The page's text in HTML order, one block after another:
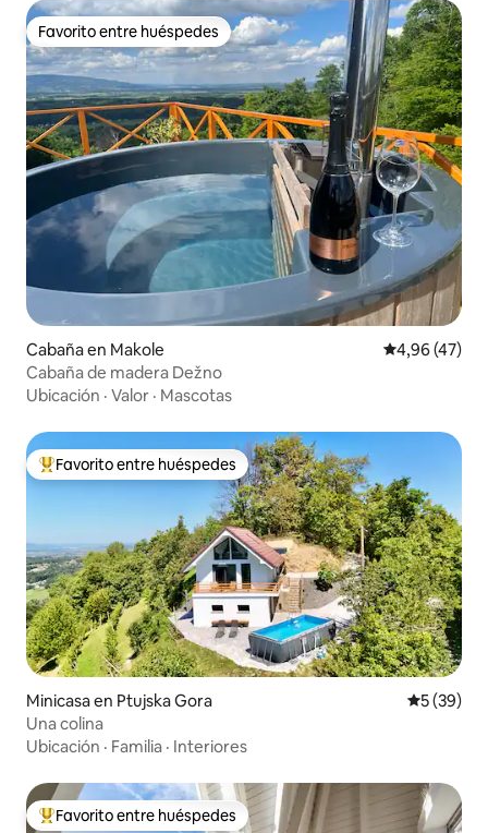
Favorito entre huéspedes
Favorito entre huéspedes
Cabaña en Makole Calificación
4,96 (47)
Cabaña de madera Dežno
Ubicación · Valor · Mascotas
Favorito entre los huéspedes más destacados
Favorito entre huéspedes
Minicasa en Ptujska Gora
5 (39)
Una colina
Ubicación · Familia · Interiores
Favorito entre los huéspedes más destacados
Favorito entre huéspedes